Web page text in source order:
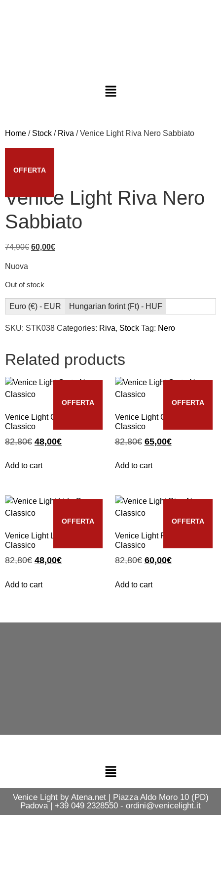
Home / Stock / Riva / Venice Light Riva Nero Sabbiato
OFFERTA
Venice Light Riva Nero
Sabbiato
74,90€ 60,00€
Nuova
Out of stock
Euro (€) - EUR Hungarian forint (Ft) - HUF
SKU: STK038 Categories: Riva, Stock Tag: Nero
Related products
OFFERTA
Venice Light Corte Nero
Classico
82,80€ 48,00€
Add to cart
OFFERTA
Venice Light Corte Nero
Classico
82,80€ 65,00€
Add to cart
OFFERTA
Venice Light Lido Oro
Classico
82,80€ 48,00€
Add to cart
OFFERTA
Venice Light Riva Nero
Classico
82,80€ 60,00€
Add to cart
Venice Light by Atena.net | Piazza Aldo Moro 10 (PD)
Padova | +39 049 2328550 - ordini@venicelight.it